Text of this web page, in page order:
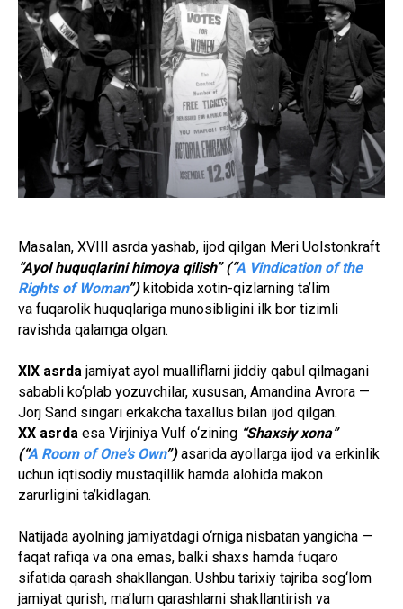
Masalan, XVIII asrda yashab, ijod qilgan Meri Uolstonkraft
“Ayol huquqlarini himoya qilish” (“A Vindication of the
Rights of Woman”)kitobida xotin-qizlarning ta’lim
va fuqarolik huquqlariga munosibligini ilk bor tizimli
ravishda qalamga olgan.
XIX asrda jamiyat ayol mualliflarni jiddiy qabul qilmagani
sababli ko‘plab yozuvchilar, xususan, Amandina Avrora —
Jorj Sand singari erkakcha taxallus bilan ijod qilgan.
XX asrda esa Virjiniya Vulf o‘zining “Shaxsiy xona”
(“A Room of One’s Own”)asarida ayollarga ijod va erkinlik
uchun iqtisodiy mustaqillik hamda alohida makon
zarurligini ta’kidlagan.
Natijada ayolning jamiyatdagi o‘rniga nisbatan yangicha —
faqat rafiqa va ona emas, balki shaxs hamda fuqaro
sifatida qarash shakllangan. Ushbu tarixiy tajriba sog‘lom
jamiyat qurish, ma’lum qarashlarni shakllantirish va